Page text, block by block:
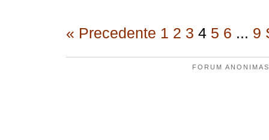
« Precedente 1 2 3 4 5 6 ... 9
FORUM